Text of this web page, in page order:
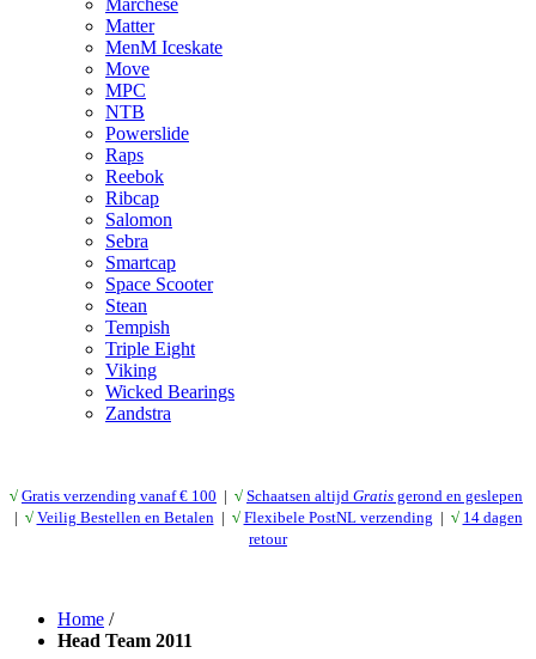
Matter
MenM Iceskate
Move
MPC
NTB
Powerslide
Raps
Reebok
Ribcap
Salomon
Sebra
Smartcap
Space Scooter
Stean
Tempish
Triple Eight
Viking
Wicked Bearings
Zandstra
√ Gratis verzending vanaf € 100 | √ Schaatsen altijd Gratis gerond en geslepen
| √ Veilig Bestellen en Betalen | √ Flexibele PostNL verzending | √ 14 dagen
retour
Home /
Head Team 2011